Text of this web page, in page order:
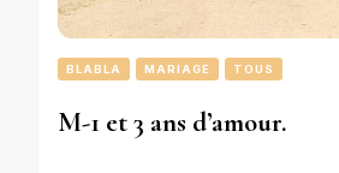
BLABLA MARIAGE TOUS
M-1 et 3 ans d’amour.